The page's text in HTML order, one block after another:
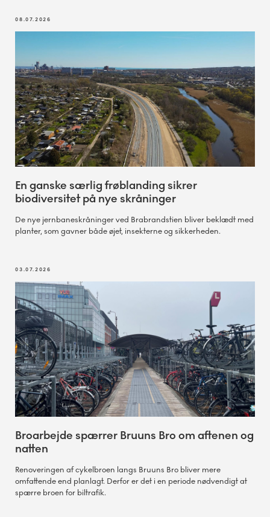
08.07.2026
En ganske særlig frøblanding sikrer
biodiversitet på nye skråninger
De nye jernbaneskråninger ved Brabrandstien bliver beklædt med
planter, som gavner både øjet, insekterne og sikkerheden.
03.07.2026
Broarbejde spærrer Bruuns Bro om aftenen og
natten
Renoveringen af cykelbroen langs Bruuns Bro bliver mere
omfattende end planlagt. Derfor er det i en periode nødvendigt at
spærre broen for biltrafik.